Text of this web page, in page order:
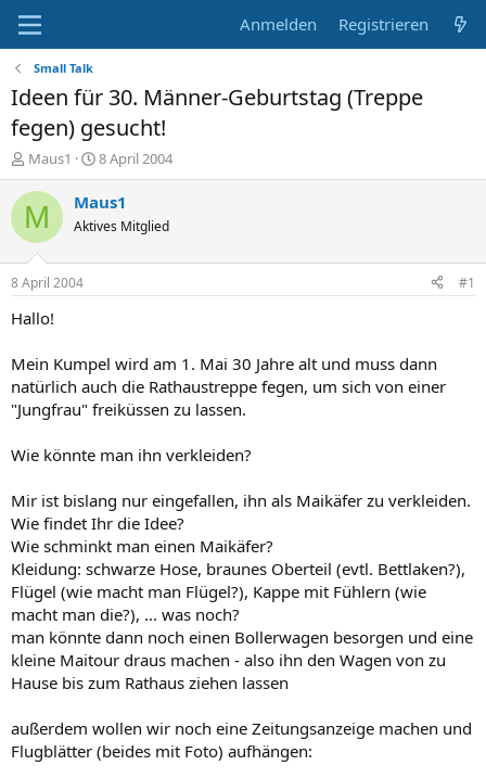
Anmelden Registrieren
Small Talk
Ideen für 30. Männer-Geburtstag (Treppe
fegen) gesucht!
E
r
s
t
e
r
Maus1
E
r
s
e
t
8 April 2004
M Maus1
Aktives Mitglied
8 April 2004 #1
Hallo!
Mein Kumpel wird am 1. Mai 30 Jahre alt und muss dann
natürlich auch die Rathaustreppe fegen, um sich von einer
"Jungfrau" freiküssen zu lassen.
Wie könnte man ihn verkleiden?
Mir ist bislang nur eingefallen, ihn als Maikäfer zu verkleiden.
Wie findet Ihr die Idee?
Wie schminkt man einen Maikäfer?
Kleidung: schwarze Hose, braunes Oberteil (evtl. Bettlaken?),
Flügel (wie macht man Flügel?), Kappe mit Fühlern (wie
macht man die?), ... was noch?
man könnte dann noch einen Bollerwagen besorgen und eine
kleine Maitour draus machen - also ihn den Wagen von zu
Hause bis zum Rathaus ziehen lassen
außerdem wollen wir noch eine Zeitungsanzeige machen und
Flugblätter (beides mit Foto) aufhängen: